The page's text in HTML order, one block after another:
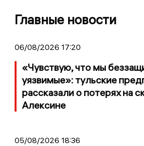
Главные новости
06/08/2026 17:20
«Чувствую, что мы
уязвимые»: тульские
рассказали о потерях на
Алексине
05/08/2026 18:36